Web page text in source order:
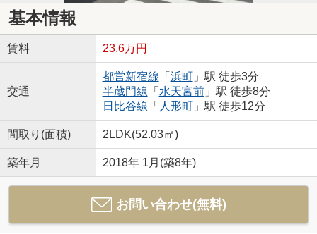
基本情報
賃料 23.6万円
交通
都営新宿線 「 浜町」駅 徒歩3分
半蔵門線 「 水天宮前」駅 徒歩8分
日比谷線 「 人形町」駅 徒歩12分
間取り(面積) 2LDK(52.03㎡)
築年月 2018年 1月(築8年)
お問い合わせ(無料)